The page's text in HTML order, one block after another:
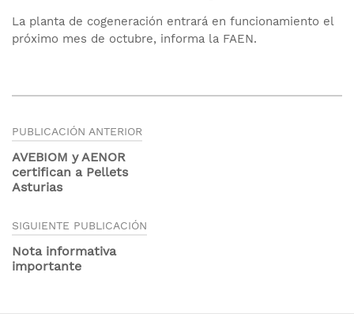
La planta de cogeneración entrará en funcionamiento el
próximo mes de octubre, informa la FAEN.
Navegación
de
entradas
PUBLICACIÓN ANTERIOR
AVEBIOM y AENOR
certifican a Pellets
Asturias
SIGUIENTE PUBLICACIÓN
Nota informativa
importante